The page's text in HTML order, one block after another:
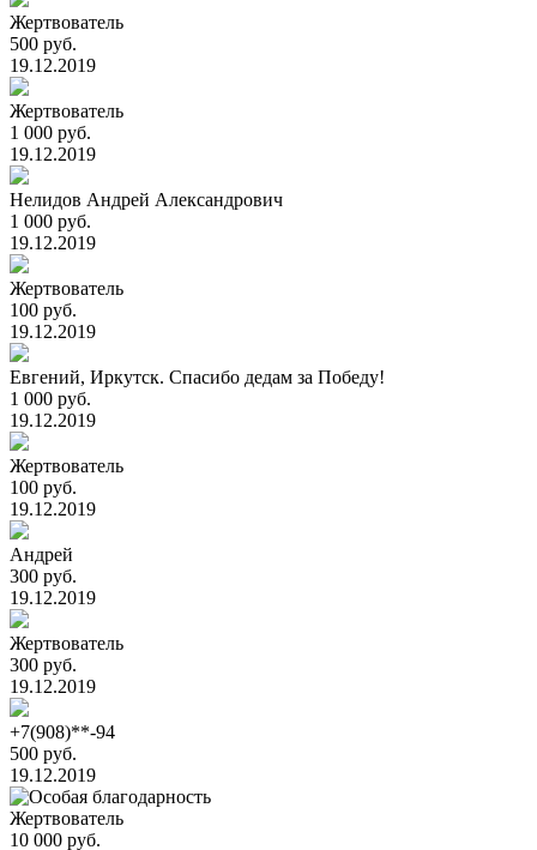
Жертвователь
500 руб.
19.12.2019
Жертвователь
1 000 руб.
19.12.2019
Нелидов Андрей Александрович
1 000 руб.
19.12.2019
Жертвователь
100 руб.
19.12.2019
Евгений, Иркутск. Спасибо дедам за Победу!
1 000 руб.
19.12.2019
Жертвователь
100 руб.
19.12.2019
Андрей
300 руб.
19.12.2019
Жертвователь
300 руб.
19.12.2019
+7(908)**-94
500 руб.
19.12.2019
Жертвователь
10 000 руб.